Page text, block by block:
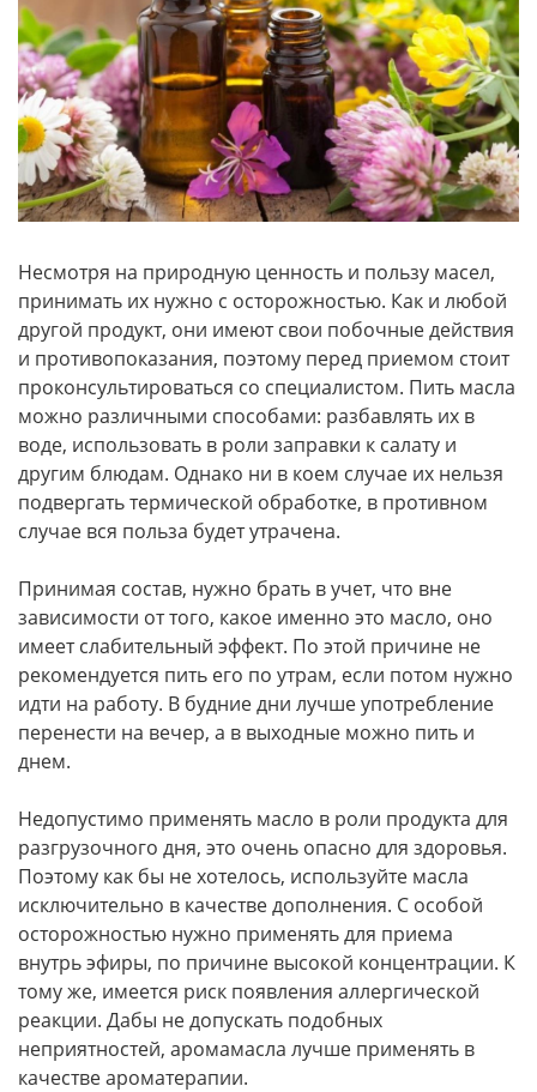
Несмотря на природную ценность и пользу масел,
принимать их нужно с осторожностью. Как и любой
другой продукт, они имеют свои побочные действия
и противопоказания, поэтому перед приемом стоит
проконсультироваться со специалистом. Пить масла
можно различными способами: разбавлять их в
воде, использовать в роли заправки к салату и
другим блюдам. Однако ни в коем случае их нельзя
подвергать термической обработке, в противном
случае вся польза будет утрачена.
Принимая состав, нужно брать в учет, что вне
зависимости от того, какое именно это масло, оно
имеет слабительный эффект. По этой причине не
рекомендуется пить его по утрам, если потом нужно
идти на работу. В будние дни лучше употребление
перенести на вечер, а в выходные можно пить и
днем.
Недопустимо применять масло в роли продукта для
разгрузочного дня, это очень опасно для здоровья.
Поэтому как бы не хотелось, используйте масла
исключительно в качестве дополнения. С особой
осторожностью нужно применять для приема
внутрь эфиры, по причине высокой концентрации. К
тому же, имеется риск появления аллергической
реакции. Дабы не допускать подобных
неприятностей, аромамасла лучше применять в
качестве ароматерапии.